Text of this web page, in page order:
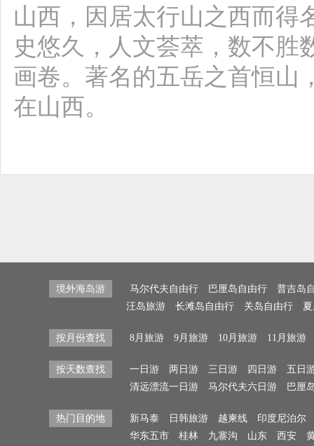
山西，因居太行山之西而得
史悠久，人文荟萃，数不胜
画卷。著名的五岳之首恒山
在山西。
境外海岛游 马尔代夫自由行 巴厘岛自由行
普吉岛
汪岛旅游
长滩岛自由行 关岛自由行
按月份查找 8月旅游 9月旅游 10月旅游 11月旅游
按天数查找 一日游 两日游 三日游 四日游
五日
清远漂流一日游
马尔代夫六日游 巴厘
热门目的地 新马泰 日韩旅游 越柬线
印度尼泊尔
华东五市
桂林 九寨沟 山东 西安